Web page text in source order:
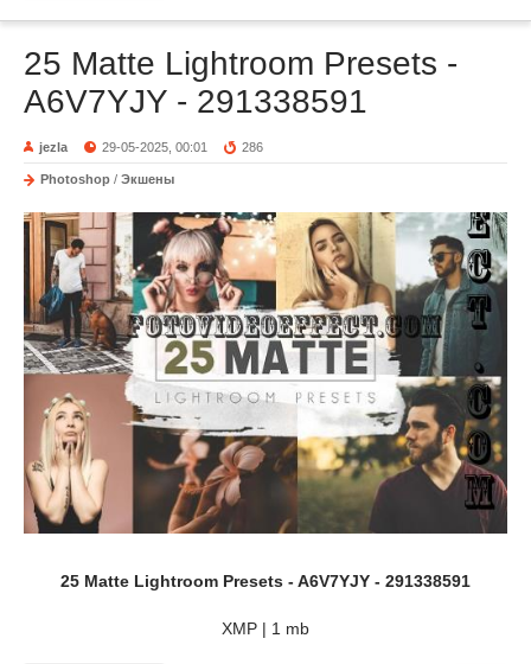
25 Matte Lightroom Presets -
A6V7YJY - 291338591
jezla 29-05-2025, 00:01 286
Photoshop / Экшены
25 Matte Lightroom Presets - A6V7YJY - 291338591
XMP | 1 mb